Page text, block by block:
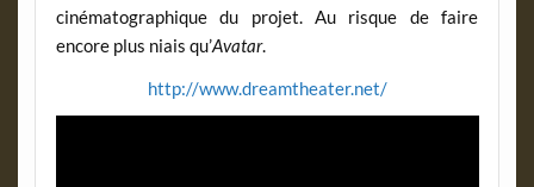
cinématographique du projet. Au risque de faire
encore plus niais qu’Avatar.
http://www.dreamtheater.net/